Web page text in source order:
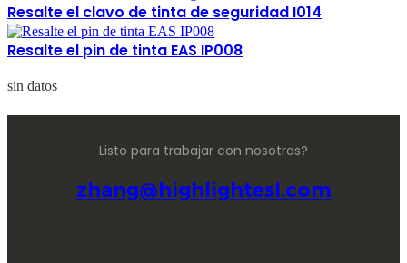
Resalte el clavo de tinta de seguridad I014
Resalte el pin de tinta EAS IP008
sin datos
Listo para trabajar con nosotros?
zhang@highlightesl.com